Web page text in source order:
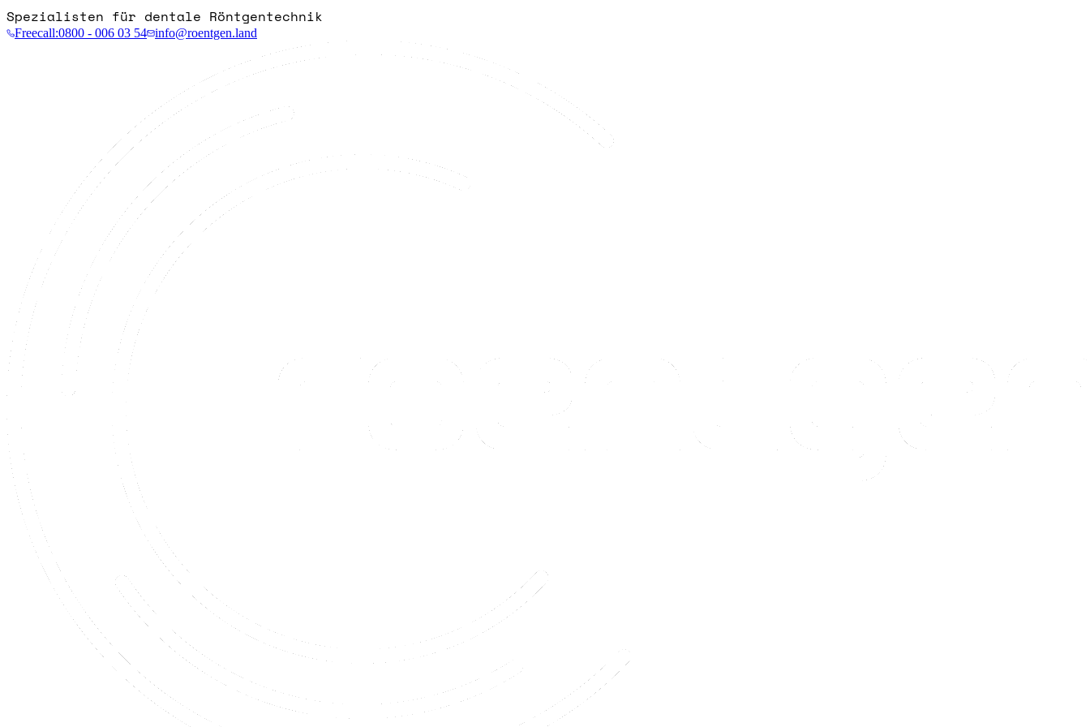
Spezialisten für dentale Röntgentechnik
Freecall:0800 - 006 03 54 info@roentgen.land